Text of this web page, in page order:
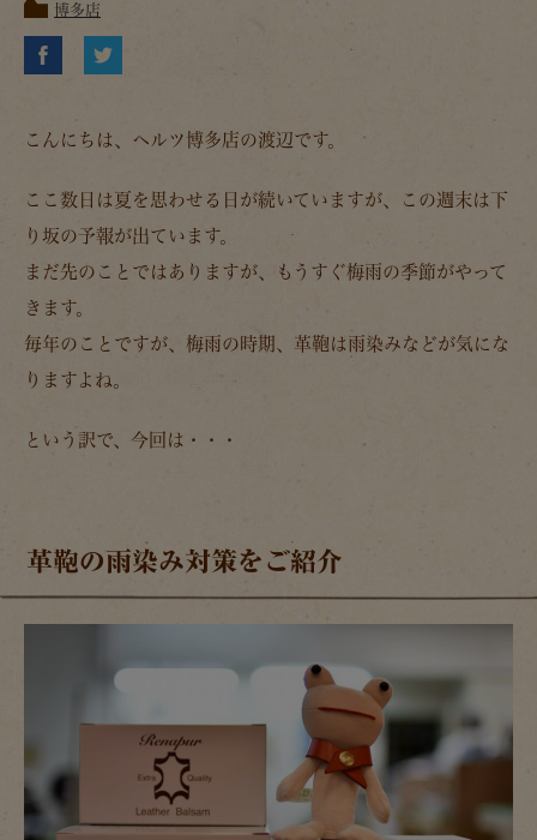
博多店
こんにちは、ヘルツ博多店の渡辺です。
ここ数日は夏を思わせる日が続いていますが、この週末は下
り坂の予報が出ています。
まだ先のことではありますが、もうすぐ梅雨の季節がやって
きます。
毎年のことですが、梅雨の時期、革鞄は雨染みなどが気にな
りますよね。
という訳で、今回は・・・
革鞄の雨染み対策をご紹介